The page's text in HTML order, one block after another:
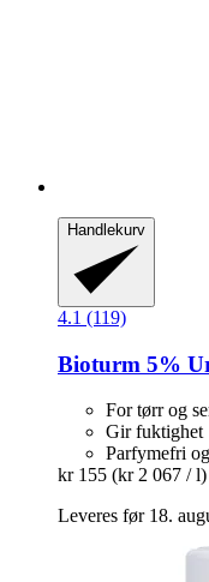
Handlekurv
4.1 (119)
Bioturm 5%
For tørr og
Gir fuktighet
Parfymefri
kr 155 (kr 2 067 / l)
Leveres før 18.